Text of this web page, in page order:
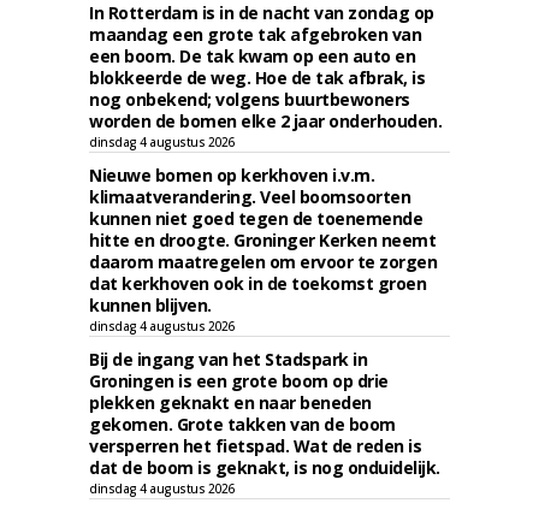
In Rotterdam is in de nacht van zondag op
maandag een grote tak afgebroken van
een boom. De tak kwam op een auto en
blokkeerde de weg. Hoe de tak afbrak, is
nog onbekend; volgens buurtbewoners
worden de bomen elke 2 jaar onderhouden.
dinsdag 4 augustus 2026
Nieuwe bomen op kerkhoven i.v.m.
klimaatverandering. Veel boomsoorten
kunnen niet goed tegen de toenemende
hitte en droogte. Groninger Kerken neemt
daarom maatregelen om ervoor te zorgen
dat kerkhoven ook in de toekomst groen
kunnen blijven.
dinsdag 4 augustus 2026
Bij de ingang van het Stadspark in
Groningen is een grote boom op drie
plekken geknakt en naar beneden
gekomen. Grote takken van de boom
versperren het fietspad. Wat de reden is
dat de boom is geknakt, is nog onduidelijk.
dinsdag 4 augustus 2026